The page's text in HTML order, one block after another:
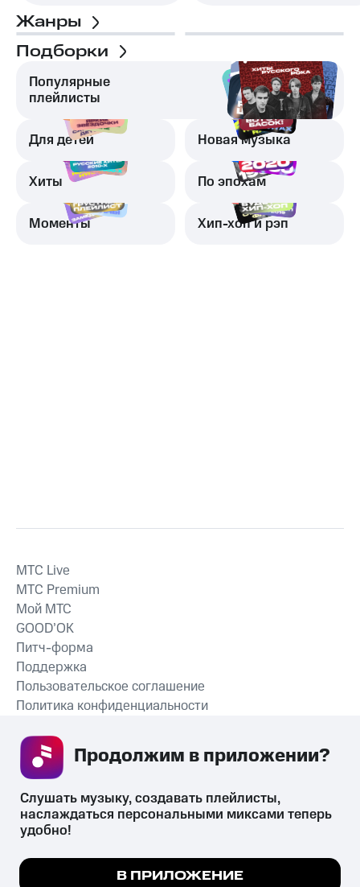
Жанры
Подборки
Популярные
плейлисты
Для детей Новая музыка
Хиты По эпохам
Моменты Хип-хоп и рэп
СКАЧАТЬ ПРИЛОЖЕНИЕ
MTС Live
MTС Premium
Мой МТС
GOOD’OK
Питч-форма
Поддержка
Пользовательское соглашение
Политика конфиденциальности
психотропных веществ, их аналогов причиняет вред здоровью,
их незаконный оборот запрещён и влечёт установленную
Мы используем куки, чтобы на сайте все
Слушать музыку, создавать плейлисты,
наслаждаться персональными миксами теперь
удобно!
В ПРИЛОЖЕНИЕ